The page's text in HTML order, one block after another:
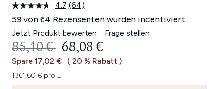
4.7 64
Bewertungen
lesen.
Link
auf
derselben
Seite.
(64)
59 von 64 Rezensenten wurden incentiviert
Jetzt Produkt bewerten Frage stellen
UNVERBINDLICHE
85,10 € AKTUELLER PREIS:
68,08 €
Spare 17,02 € ( 20 % Rabatt )
1361,60 € pro L